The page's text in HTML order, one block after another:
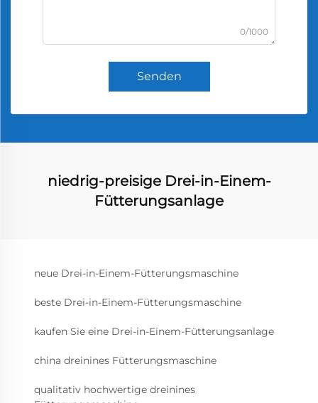
0/1000
Senden
niedrig-preisige Drei-in-Einem-
Fütterungsanlage
neue Drei-in-Einem-Fütterungsmaschine
beste Drei-in-Einem-Fütterungsmaschine
kaufen Sie eine Drei-in-Einem-Fütterungsanlage
china dreinines Fütterungsmaschine
qualitativ hochwertige dreinines